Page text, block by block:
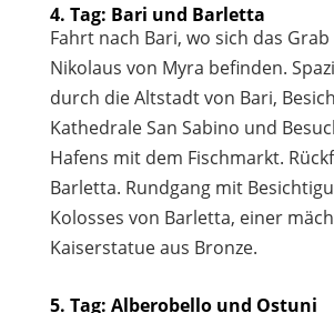
4. Tag: Bari und Barletta
Fahrt nach Bari, wo sich das Grab
Nikolaus von Myra befinden.
durch die Altstadt von Bari,
Kathedrale San Sabino und
Hafens mit dem Fischmarkt.
Barletta. Rundgang mit
Kolosses von Barletta, einer
Kaiserstatue aus Bronze.
5. Tag: Alberobello und Ostuni